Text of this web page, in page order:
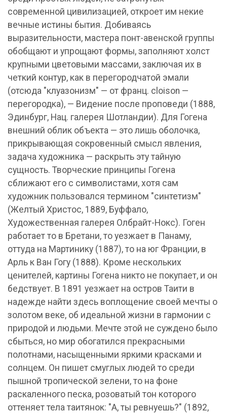
современной цивилизацией, откроет им некие
вечные истины бытия. Добиваясь
выразительности, мастера понт-авенской группы
обобщают и упрощают формы, заполняют холст
крупными цветовыми массами, заключая их в
четкий контур, как в перегородчатой эмали
(отсюда "клуазонизм" — от франц. cloison —
перегородка), — Видение после проповеди (1888,
Эдинбург, Нац. галерея Шотландии). Для Гогена
внешний облик объекта — это лишь оболочка,
прикрывающая сокровенный смысл явления,
задача художника — раскрыть эту тайную
сущность. Творческие принципы Гогена
сближают его с символистами, хотя сам
художник пользовался термином "синтетизм"
(Желтый Христос, 1889, Буффало,
Художественная галерея Олбрайт-Нокс). Гоген
работает то в Бретани, то уезжает в Панаму,
оттуда на Мартинику (1887), то на юг Франции, в
Арль к Ван Гогу (1888). Кроме нескольких
ценителей, картины Гогена никто не покупает, и он
бедствует. В 1891 уезжает на остров Таити в
надежде найти здесь воплощение своей мечты о
золотом веке, об идеальной жизни в гармонии с
природой и людьми. Мечте этой не суждено было
сбыться, но мир обогатился прекрасными
полотнами, насыщенными яркими красками и
солнцем. Он пишет смуглых людей то среди
пышной тропической зелени, то на фоне
раскаленного песка, розоватый тон которого
оттеняет тела таитянок: "А, ты ревнуешь?" (1892,